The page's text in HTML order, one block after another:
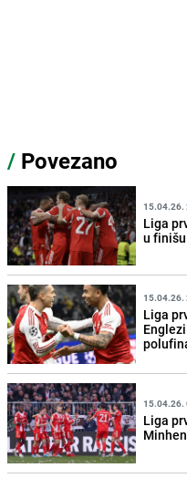
/ Povezano
15.04.26.
Liga
u
15.04.26.
Liga
15.04.26.
Liga